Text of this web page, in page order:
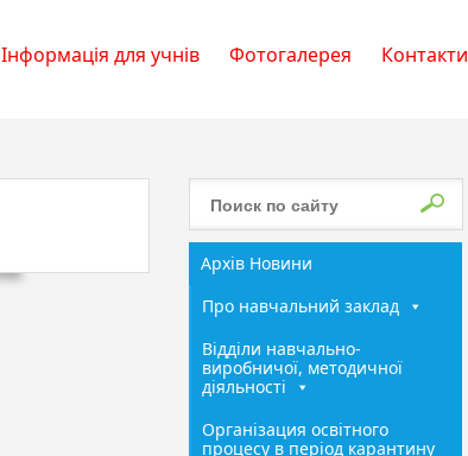
Інформація для учнів Фотогалерея Контакти
Архів Новини
Про навчальний заклад
Відділи навчально-
виробничої, методичної
діяльності
Організация освітного
процесу в період карантину